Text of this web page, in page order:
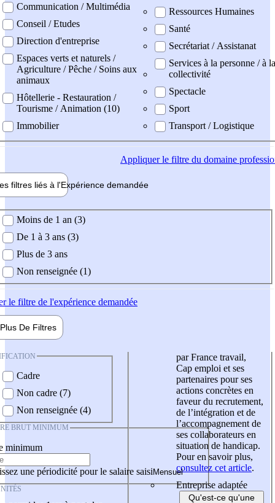
Communication / Multimédia
Conseil / Etudes
Direction d'entreprise
Espaces verts et naturels /
Agriculture / Pêche / Soins aux
animaux
Hôtellerie - Restauration /
Tourisme / Animation (10)
Immobilier
Ressources Humaines
Santé
Secrétariat / Assistanat
Services à la personne / à la
collectivité
Spectacle
Sport
Transport / Logistique
Appliquerle filtre du domaine
filtres liés à l'Expérience demandée
demandée
Moins de 1 an (3)
De 1 à 3 ans (3)
Plus de 3 ans
Non renseignée (1)
le filtre de l'expérience demandée
Plus De Filtres
Cadre
Non cadre (7)
Non renseignée (4)
BRUT MINIMUM
minimum
une périodicité pour le salaire saisi
par France travail,
Cap emploi et ses
partenaires pour ses
actions concrètes en
faveur du recrutement,
de l’intégration et de
l’accompagnement de
ses collaborateurs en
situation de handicap.
Pour en savoir plus,
consultez cet article.
Entreprise adaptée
Qu'est-ce qu'une